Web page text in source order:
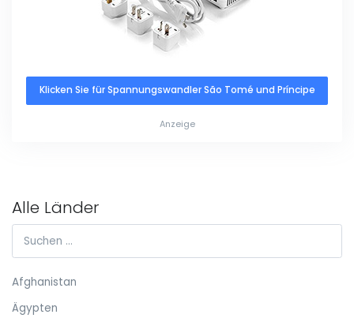
Klicken Sie für Spannungswandler São Tomé und Príncipe
Anzeige
Alle Länder
Afghanistan
Ägypten